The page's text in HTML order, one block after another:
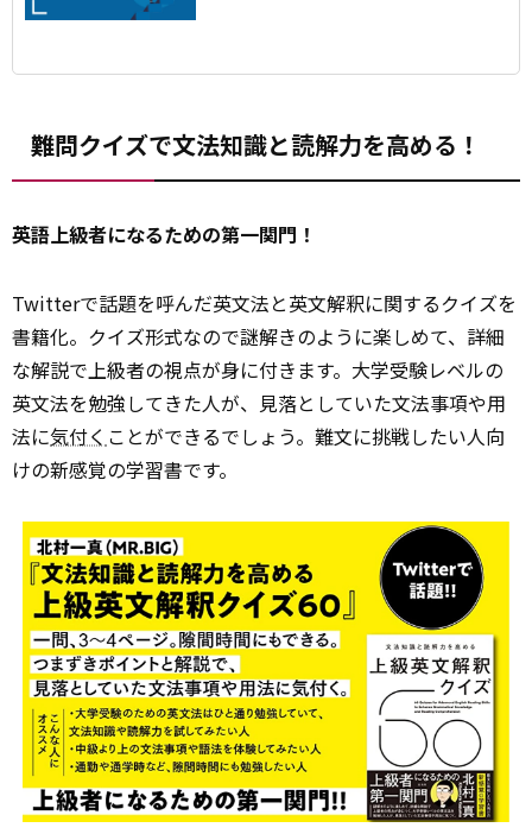
難問クイズで文法知識と読解力を高める！
英語上級者になるための第一関門！
Twitterで話題を呼んだ英文法と英文解釈に関するクイズを
書籍化。クイズ形式なので謎解きのように楽しめて、詳細
な解説で上級者の視点が身に付きます。大学受験レベルの
英文法を勉強してきた人が、見落としていた文法事項や用
法に気付く ことができるでしょう。難文に挑戦したい人向
けの新感覚の学習書です。